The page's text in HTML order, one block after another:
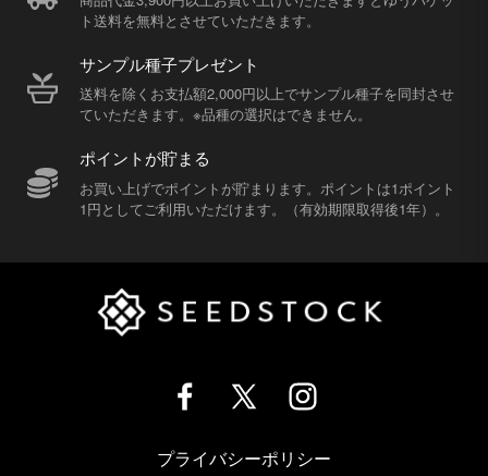
ト送料を無料とさせていただきます。
サンプル種子プレゼント
送料を除くお支払額2,000円以上でサンプル種子を同封させ
ていただきます。※品種の選択はできません。
ポイントが貯まる
お買い上げでポイントが貯まります。ポイントは1ポイント
1円としてご利用いただけます。（有効期限取得後1年）。
プライバシーポリシー